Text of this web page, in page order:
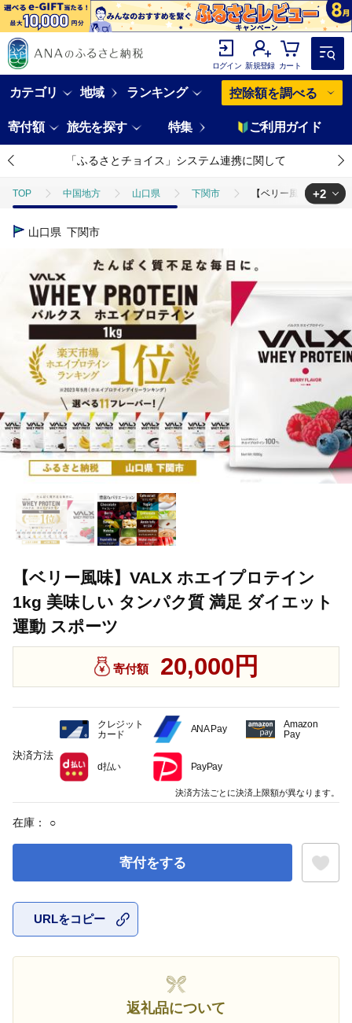
ログイン 新規登録 カート
カテゴリ 地域 ランキング 控除額を調べる
寄付額 旅先を探す 特集 ご利用ガイド
「ふるさとチョイス」システム連携に関して
TOP 中国地方 山口県 下関市 【ベリー風味】VALX
TOP
+2
山口県 下関市
【ベリー風味】VALX ホエイプロテイン
1kg 美味しい タンパク質 満足 ダイエット
運動 スポーツ
寄付額 20,000円
在庫： ○
寄付をする
URLをコピー
返礼品について
決済方法
クレジット
カード
ANA Pay
Amazon
Pay
d払い PayPay
決済方法ごとに決済上限額が異なります。